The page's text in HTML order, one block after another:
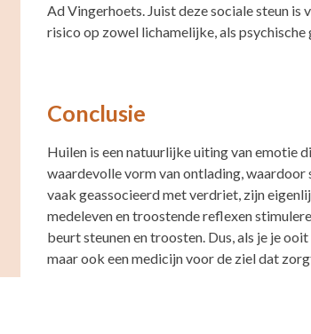
Ad Vingerhoets. Juist deze sociale steun is
risico op zowel lichamelijke, als psychische
Conclusie
Huilen is een natuurlijke uiting van emotie
waardevolle vorm van ontlading, waardoor
vaak geassocieerd met verdriet, zijn
medeleven en troostende reflexen
beurt steunen en troosten. Dus, als je je
maar ook een medicijn voor de ziel dat